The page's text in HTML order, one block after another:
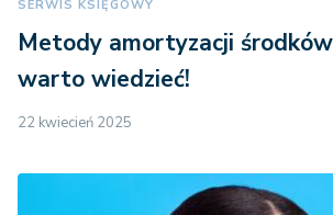
SERWIS KSIĘGOWY
Metody amortyzacji
warto wiedzieć!
22 kwiecień 2025